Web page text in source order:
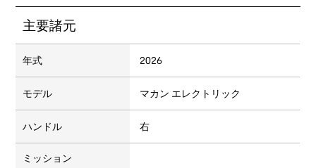
主要諸元
年式 2026
モデル マカン エレクトリック
ハンドル 右
ミッション